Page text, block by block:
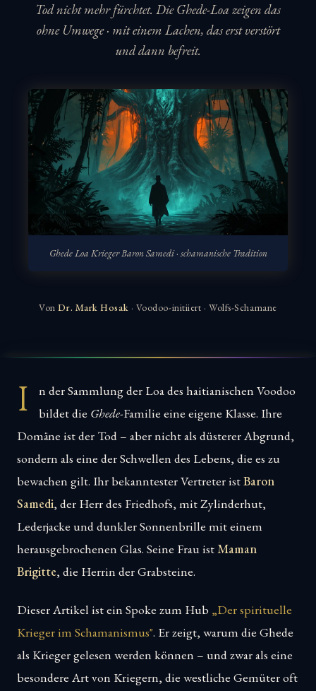
Tod nicht mehr fürchtet. Die Ghede-Loa zeigen das
ohne Umwege · mit einem Lachen, das erst verstört
und dann befreit.
Ghede Loa Krieger Baron Samedi · schamanische Tradition
VonDr. Mark Hosak · Voodoo-initiiert · Wolfs-Schamane
I
n der Sammlung der Loa des haitianischen Voodoo
bildet die Ghede-Familie eine eigene Klasse. Ihre
Domäne ist der Tod – aber nicht als düsterer Abgrund,
sondern als eine der Schwellen des Lebens, die es zu
bewachen gilt. Ihr bekanntester Vertreter istBaron
Samedi, der Herr des Friedhofs, mit Zylinderhut,
Lederjacke und dunkler Sonnenbrille mit einem
herausgebrochenen Glas. Seine Frau ist Maman
Brigitte, die Herrin der Grabsteine.
Dieser Artikel ist ein Spoke zum Hub „Der spirituelle
Krieger im Schamanismus". Er zeigt, warum die Ghede
als Krieger gelesen werden können – und zwar als eine
besondere Art von Kriegern, die westliche Gemüter oft